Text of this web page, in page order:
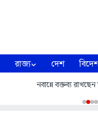
রাজ্য দেশ
নবান্নে বক্তব্য